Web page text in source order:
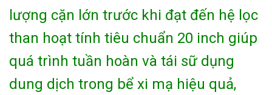
lượng cặn lớn trước khi đạt đến hệ lọc
than hoạt tính tiêu chuẩn 20 inch giúp
quá trình tuần hoàn và tái sữ dụng
dung dịch trong bể xi mạ hiệu quả,